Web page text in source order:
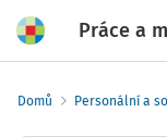
Práce a
Domů Personální a